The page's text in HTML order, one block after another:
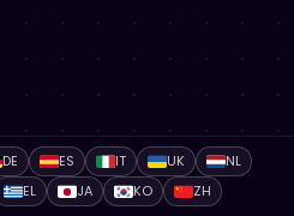
DE ES IT UK
NL
EL JA KO ZH